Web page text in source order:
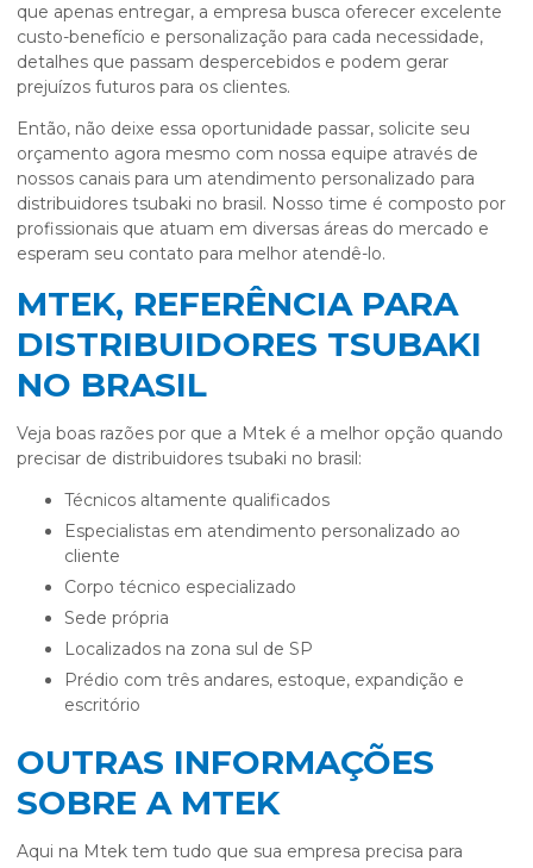
que apenas entregar, a empresa busca oferecer excelente
custo-benefício e personalização para cada necessidade,
detalhes que passam despercebidos e podem gerar
prejuízos futuros para os clientes.
Então, não deixe essa oportunidade passar, solicite seu
orçamento agora mesmo com nossa equipe através de
nossos canais para um atendimento personalizado para
distribuidores tsubaki no brasil . Nosso time é composto por
profissionais que atuam em diversas áreas do mercado e
esperam seu contato para melhor atendê-lo.
MTEK, REFERÊNCIA PARA
DISTRIBUIDORES TSUBAKI
NO BRASIL
Veja boas razões por que a Mtek é a melhor opção quando
precisar de distribuidores tsubaki no brasil :
técnicos altamente qualificados
especialistas em atendimento personalizado ao
cliente
corpo técnico especializado
sede própria
localizados na zona sul de SP
prédio com três andares, estoque, expandição e
escritório
OUTRAS INFORMAÇÕES
SOBRE A MTEK
Aqui na Mtek tem tudo que sua empresa precisa para